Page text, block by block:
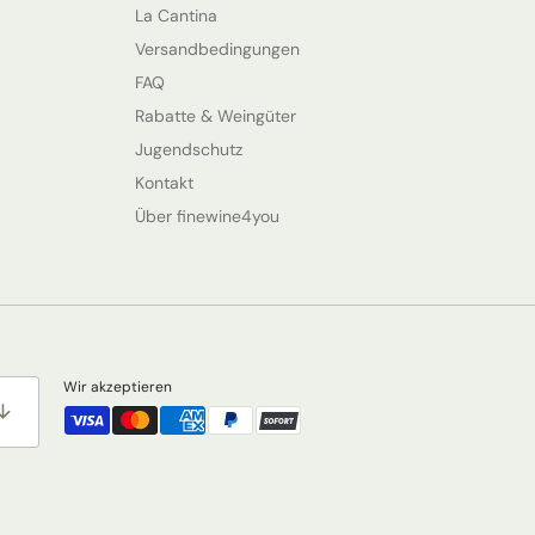
La Cantina
Versandbedingungen
FAQ
Rabatte & Weingüter
Jugendschutz
Kontakt
Über finewine4you
Wir akzeptieren